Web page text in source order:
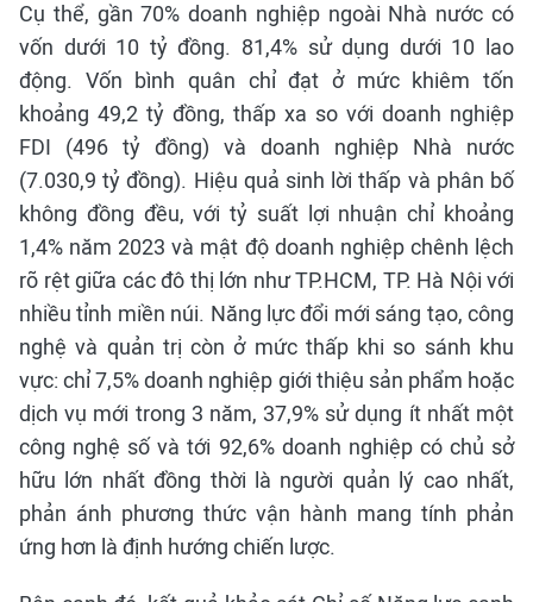
Cụ thể, gần 70% doanh nghiệp ngoài Nhà nước có
vốn dưới 10 tỷ đồng. 81,4% sử dụng dưới 10 lao
động. Vốn bình quân chỉ đạt ở mức khiêm tốn
khoảng 49,2 tỷ đồng, thấp xa so với doanh nghiệp
FDI (496 tỷ đồng) và doanh nghiệp Nhà nước
(7.030,9 tỷ đồng). Hiệu quả sinh lời thấp và phân bố
không đồng đều, với tỷ suất lợi nhuận chỉ khoảng
1,4% năm 2023 và mật độ doanh nghiệp chênh lệch
rõ rệt giữa các đô thị lớn như TP.HCM, TP. Hà Nội với
nhiều tỉnh miền núi. Năng lực đổi mới sáng tạo, công
nghệ và quản trị còn ở mức thấp khi so sánh khu
vực: chỉ 7,5% doanh nghiệp giới thiệu sản phẩm hoặc
dịch vụ mới trong 3 năm, 37,9% sử dụng ít nhất một
công nghệ số và tới 92,6% doanh nghiệp có chủ sở
hữu lớn nhất đồng thời là người quản lý cao nhất,
phản ánh phương thức vận hành mang tính phản
ứng hơn là định hướng chiến lược.